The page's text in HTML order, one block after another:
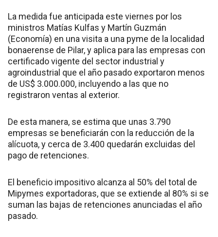
La medida fue anticipada este viernes por los
ministros Matías Kulfas y Martín Guzmán
(Economía) en una visita a una pyme de la localidad
bonaerense de Pilar, y aplica para las empresas con
certificado vigente del sector industrial y
agroindustrial que el año pasado exportaron menos
de US$ 3.000.000, incluyendo a las que no
registraron ventas al exterior.
De esta manera, se estima que unas 3.790
empresas se beneficiarán con la reducción de la
alícuota, y cerca de 3.400 quedarán excluidas del
pago de retenciones.
El beneficio impositivo alcanza al 50% del total de
Mipymes exportadoras, que se extiende al 80% si se
suman las bajas de retenciones anunciadas el año
pasado.